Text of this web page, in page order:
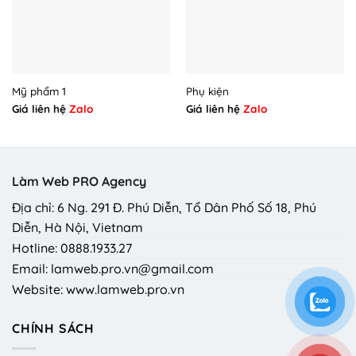
Mỹ phẩm 1
Giá liên hệ Zalo
Phụ kiện
Giá liên hệ Zalo
Làm Web PRO Agency
Địa chỉ: 6 Ng. 291 Đ. Phú Diễn, Tổ Dân Phố Số 18, Phú
Diễn, Hà Nội, Vietnam
Hotline: 0888.1933.27
Email: lamweb.pro.vn@gmail.com
Website: www.lamweb.pro.vn
CHÍNH SÁCH